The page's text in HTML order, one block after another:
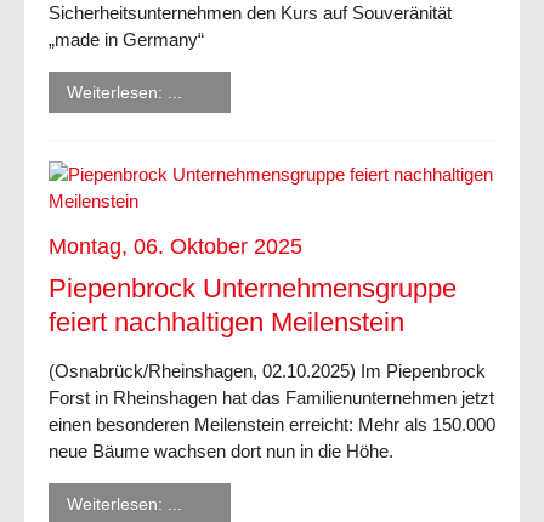
Sicherheitsunternehmen den Kurs auf Souveränität
„made in Germany“
Weiterlesen: ...
Montag, 06. Oktober 2025
Piepenbrock Unternehmensgruppe
feiert nachhaltigen Meilenstein
(Osnabrück/Rheinshagen, 02.10.2025) Im Piepenbrock
Forst in Rheinshagen hat das Familienunternehmen jetzt
einen besonderen Meilenstein erreicht: Mehr als 150.000
neue Bäume wachsen dort nun in die Höhe.
Weiterlesen: ...